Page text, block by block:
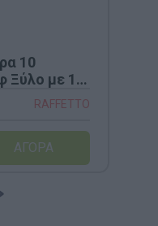
10
Ξύλο με 10
για
RAFFETTO